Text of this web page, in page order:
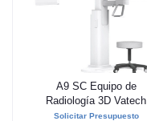
Añadir al carrito
A9 SC Equipo de
Radiología 3D Vatech
Solicitar Presupuesto